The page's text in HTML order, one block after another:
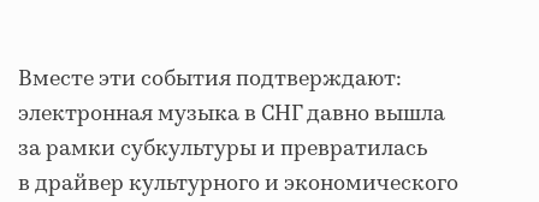
Вместе эти события подтверждают:
электронная музыка в СНГ давно вышла
за рамки субкультуры и превратилась
в драйвер культурного и экономического